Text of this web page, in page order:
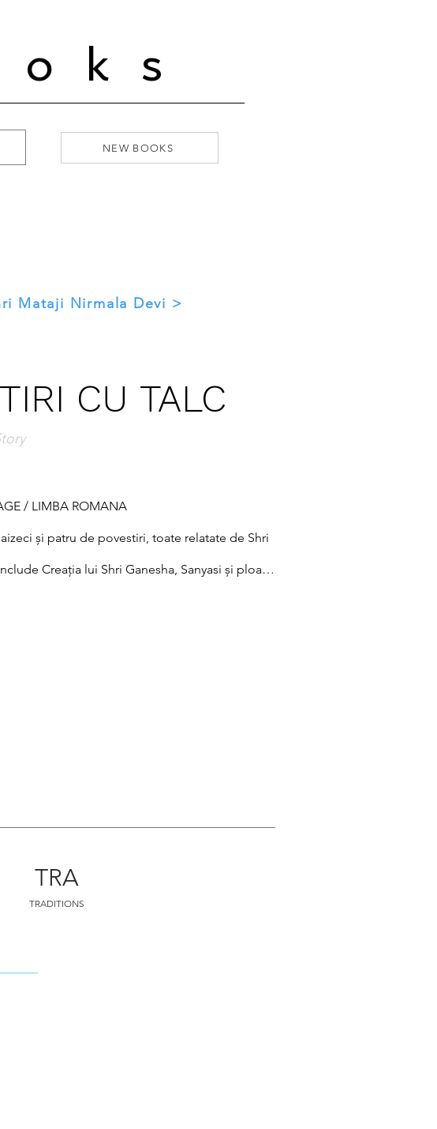
NEW BOOKS
Mataji Nirmala Devi >
CU TALC
/ LIMBA ROMANA
și patru de povestiri, toate relatate de Shri
Creația lui Shri Ganesha, Sanyasi și ploaia
TRA
TRADITIONS